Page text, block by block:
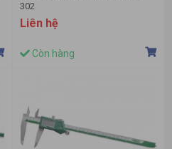
302
Liên hệ
Còn hàng